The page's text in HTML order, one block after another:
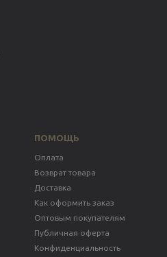
ПОМОЩЬ
Оплата
Возврат товара
Доставка
Как оформить заказ
Оптовым покупателям
Публичная оферта
Конфиденциальность